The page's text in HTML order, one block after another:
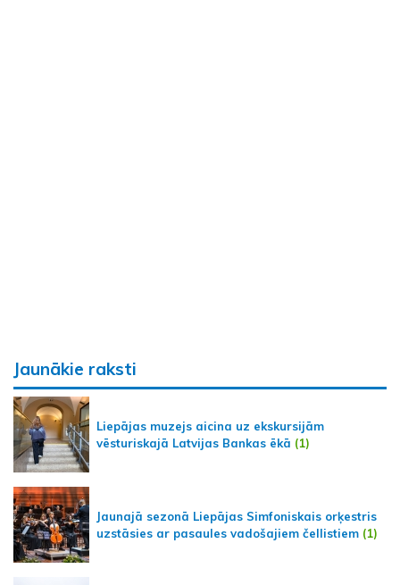
Jaunākie raksti
Liepājas muzejs aicina uz ekskursijām
vēsturiskajā Latvijas Bankas ēkā (1)
Jaunajā sezonā Liepājas Simfoniskais orķestris
uzstāsies ar pasaules vadošajiem čellistiem (1)